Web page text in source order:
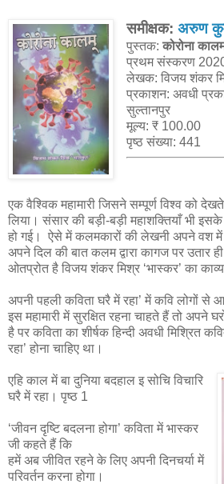
समीक्षक: अरुण
पुस्तक:कोरोना
प्रथम संस्करण
लेखक: विजय शंकर
प्रकाशन: अवधी
सुल्तानपुर
मूल्य: ₹ 100.00
पृष्ठ संख्या: 441
एक वैश्विक महामारी जिसने सम्पूर्ण विश्व को
लिया। संसार की बड़ी-बड़ी महाशक्तियाँ भी
हो गई। ऐसे में कलमकारों की लेखनी अपने वश में
अपने दिल की बात कलम द्वारा कागज पर उतार ही
ओतप्रोत है विजय शंकर मिश्र ‘भास्कर’ का
अपनी पहली कविता घरै में रहा’ में कवि लोगों से
इस महामारी में सुरक्षित रहना चाहते हैं तो अपने
है पर कविता का शीर्षक हिन्‍दी अवधी मिश्रित
रहा’ होना चाहिए था।
एहि काल में बा दुनिया बदहाल इ सोचि विचारि
घरै में रहा। पृष्ठ 1
‘जीवन दृष्टि बदलना होगा’ कविता में भास्कर
जी कहते हैं कि
हमें अब जीवित रहने के लिए अपनी दिनचर्या में
परिवर्तन करना होगा।